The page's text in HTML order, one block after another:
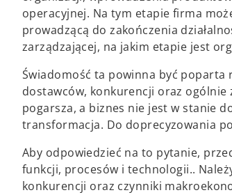
operacyjnej. Na tym etapie firma
prowadzącą do zakończenia
zarządzającej, na jakim etapie jest
Świadomość ta powinna być
dostawców, konkurencji oraz
pogarsza, a biznes nie jest w stanie
transformacja. Do doprecyzowania
Aby odpowiedzieć na to pytanie,
funkcji, procesów i technologii..
konkurencji oraz czynniki